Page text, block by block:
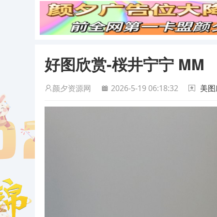
好图欣赏-桜井宁宁 MM
颜夕资源网 2026-5-19 06:18:32 美